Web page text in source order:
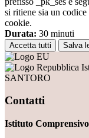
si ritiene sia un
cookie.
Durata: 30 minuti
Accetta tutti Salva
SANTORO
Contatti
Istituto